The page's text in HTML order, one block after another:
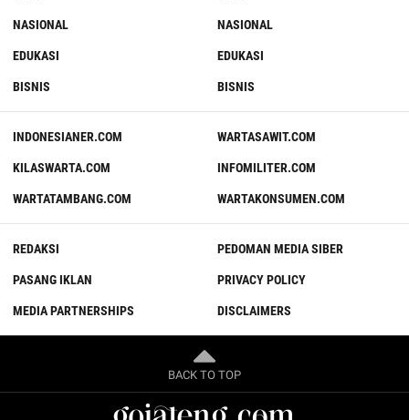
NASIONAL
EDUKASI
BISNIS
NASIONAL
EDUKASI
BISNIS
INDONESIANER.COM
KILASWARTA.COM
WARTATAMBANG.COM
WARTASAWIT.COM
INFOMILITER.COM
WARTAKONSUMEN.COM
REDAKSI
PASANG IKLAN
MEDIA PARTNERSHIPS
PEDOMAN MEDIA SIBER
PRIVACY POLICY
DISCLAIMERS
BACK TO TOP